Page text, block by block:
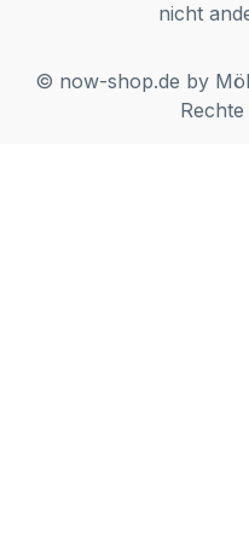
Abbildung kann
nicht
© now-shop.de by